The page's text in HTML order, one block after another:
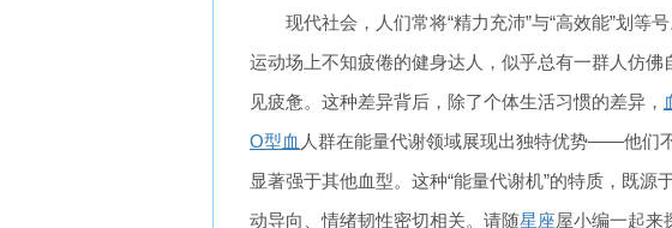
现代社会，人们常将“精力充沛”与“高效能”划等
运动场上不知疲倦的健身达人，似乎总有一群人仿佛
见疲惫。这种差异背后，除了个体生活习惯的差异，
O型血 人群在能量代谢领域展现出独特优势——他们
显著强于其他血型。这种“能量代谢机”的特质，既
动导向、情绪韧性密切相关。请随星座屋小编一起来